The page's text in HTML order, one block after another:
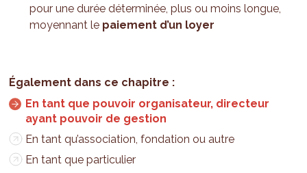
pour une durée déterminée, plus ou moins longue,
moyennant le paiement d’un loyer
En tant que pouvoir organisateur, directeur
ayant pouvoir de gestion
En tant qu’association, fondation ou autre
En tant que particulier